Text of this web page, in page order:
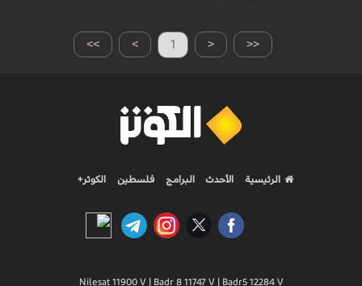
>> > 1 < <<
الرئيسية الأحدث البرامج فلسطين الكوثر+
Nilesat 11900 V | Badr 8 11747 V | Badr5 12284 V